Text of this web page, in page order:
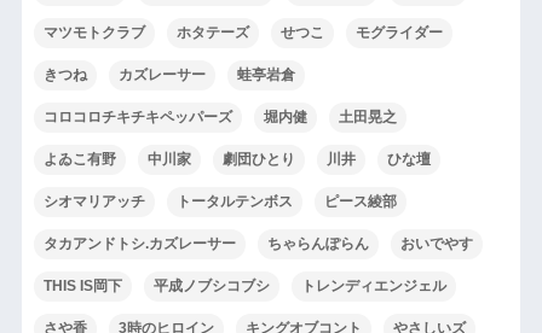
マツモトクラブ ホタテーズ せつこ モグライダー
きつね カズレーサー 蛙亭岩倉
コロコロチキチキペッパーズ 堀内健 土田晃之
よゐこ有野 中川家 劇団ひとり 川井 ひな壇
シオマリアッチ トータルテンボス ピース綾部
タカアンドトシ.カズレーサー ちゃらんぽらん おいでやす
THIS IS岡下 平成ノブシコブシ トレンディエンジェル
さや香 3時のヒロイン キングオブコント やさしいズ